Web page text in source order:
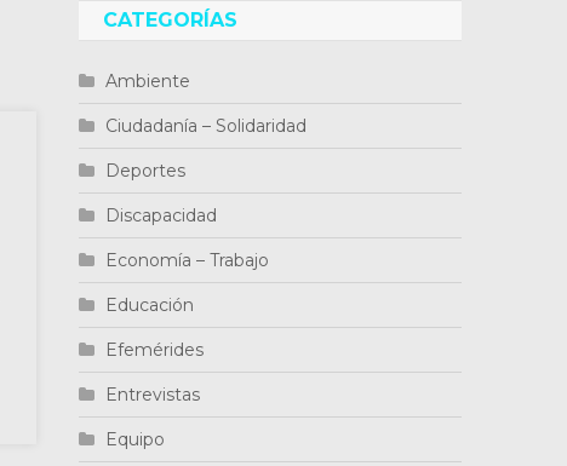
CATEGORÍAS
Ambiente
Ciudadanía – Solidaridad
Deportes
Discapacidad
Economía – Trabajo
Educación
Efemérides
Entrevistas
Equipo